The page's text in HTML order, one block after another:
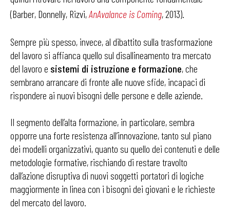
(Barber, Donnelly, Rizvi,AnAvalance is Coming, 2013).
Sempre più spesso, invece, al dibattito sulla trasformazione
del lavoro si affianca quello sul disallineamento tra mercato
del lavoro e sistemi di istruzione e formazione, che
sembrano arrancare di fronte alle nuove sfide, incapaci di
rispondere ai nuovi bisogni delle persone e delle aziende.
Il segmento dell’alta formazione, in particolare, sembra
opporre una forte resistenza all’innovazione, tanto sul piano
dei modelli organizzativi, quanto su quello dei contenuti e delle
metodologie formative, rischiando di restare travolto
dall’azione disruptiva di nuovi soggetti portatori di logiche
maggiormente in linea con i bisogni dei giovani e le richieste
del mercato del lavoro.